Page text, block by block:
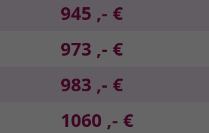
945 ,- €
973 ,- €
983 ,- €
1060 ,- €